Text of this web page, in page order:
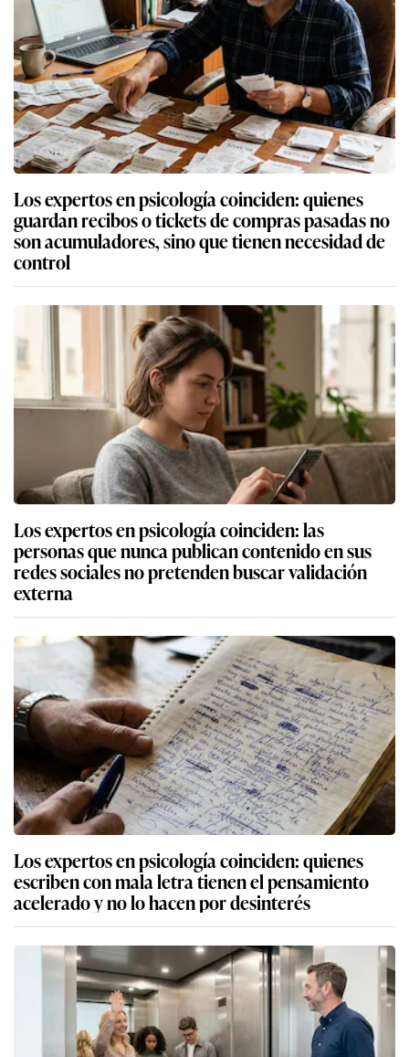
Los expertos en psicología coinciden: quienes
guardan recibos o tickets de compras pasadas no
son acumuladores, sino que tienen necesidad de
control
Los expertos en psicología coinciden: las
personas que nunca publican contenido en sus
redes sociales no pretenden buscar validación
externa
Los expertos en psicología coinciden: quienes
escriben con mala letra tienen el pensamiento
acelerado y no lo hacen por desinterés